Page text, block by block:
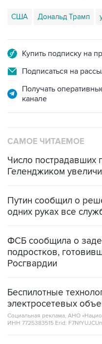
США Дональд Трамп
Купить подписку на
Подписаться на
Получать
канале
САМОЕ ЧИТАЕМОЕ
Число
Геленджиком
Путин сообщил о
одних руках все
ФСБ сообщила о
подростков,
Росгвардии
Беспилотные
электросетевых
Социальная реклама, АНО
ИНН 7725383515 Erid: